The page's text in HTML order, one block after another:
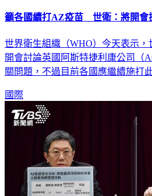
籲各國續打AZ疫苗 世衛：將開會
世界衛生組織（WHO）今天表示
開會討論英國阿斯特捷利康公司（
關問題，不過目前各國應繼續施打
國際